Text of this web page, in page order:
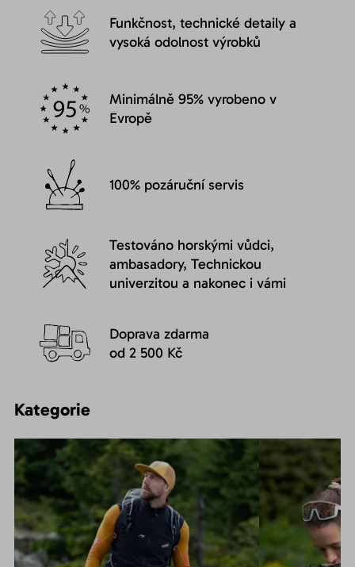
Funkčnost, technické detaily a
vysoká odolnost výrobků
Minimálně 95% vyrobeno v
Evropě
100% pozáruční servis
Testováno horskými vůdci,
ambasadory, Technickou
univerzitou a nakonec i vámi
Doprava zdarma
od 2 500 Kč
Kategorie